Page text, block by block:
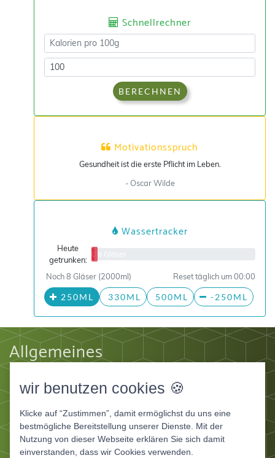
Schnellrechner
BERECHNEN
Motivationsspruch
Gesundheit ist die erste Pflicht im Leben.
- Oscar Wilde
Wassertracker
Heute
getrunken:
0/8 Gläser
Noch 8 Gläser (2000ml) Reset täglich um 00:00
250ML 330ML 500ML -250ML
Allgemeines
Datenschutz
Apps
Ernährungstagebuch Deluxe
wir benutzen cookies 🍪
Klicke auf “Zustimmen”, damit ermöglichst du uns eine
bestmögliche Bereitstellung unserer Dienste. Mit der
Nutzung von dieser Webseite erklären Sie sich damit
einverstanden, dass wir Cookies verwenden.